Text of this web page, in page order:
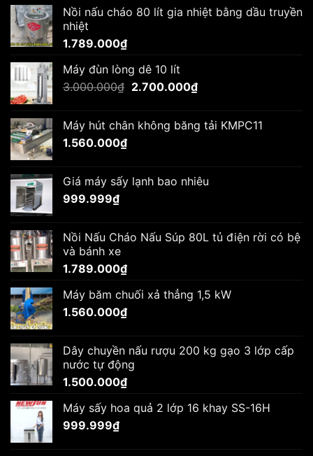
Nồi nấu cháo 80 lít gia nhiệt bằng dầu truyền
nhiệt
1.789.000₫
Máy đùn lòng dê 10 lít
3.000.000₫ Giá
3.000.000₫.
2.700.000₫Giá
là:
Máy hút chân không băng tải KMPC11
1.560.000₫
Giá máy sấy lạnh bao nhiêu
999.999₫
Nồi Nấu Cháo Nấu Súp 80L tủ điện rời có bệ
và bánh xe
1.789.000₫
Máy băm chuối xả thẳng 1,5 kW
1.560.000₫
Dây chuyền nấu rượu 200 kg gạo 3 lớp cấp
nước tự động
1.500.000₫
Máy sấy hoa quả 2 lớp 16 khay SS-16H
999.999₫